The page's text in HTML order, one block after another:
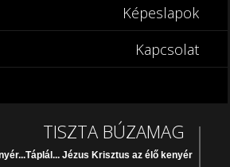
Képeslapok
Kapcsolat
TISZTA BÚZAMAG
Jézus Krisztus az élő kenyér